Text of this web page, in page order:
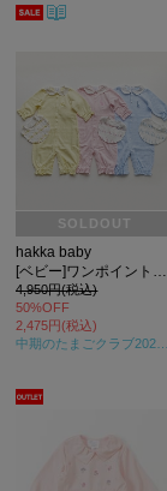
SOLDOUT
hakka baby
4,950円(税込)
50%OFF
2,475円(税込)